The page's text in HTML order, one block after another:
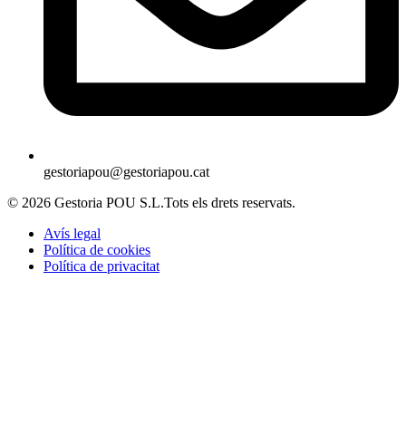
gestoriapou@gestoriapou.cat
© 2026 Gestoria POU S.L.Tots els drets reservats.
Avís legal
Política de cookies
Política de privacitat